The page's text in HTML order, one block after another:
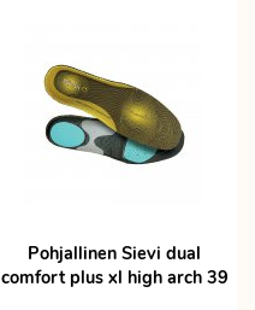
Pohjallinen Sievi dual
comfort plus xl high arch 39